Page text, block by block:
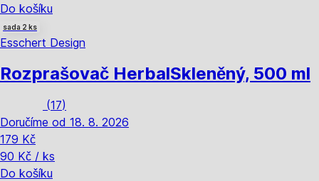
Do košíku
sada 2 ks
Esschert Design
Rozprašovač HerbalSkleněný, 500 ml
(17)
Doručíme od 18. 8. 2026
179 Kč
90 Kč / ks
Do košíku